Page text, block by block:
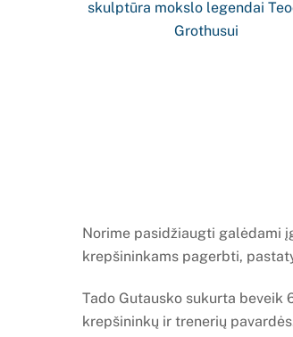
Norime pasidžiaugti galėdami
krepšininkams pagerbti,
Tado Gutausko sukurta
krepšininkų ir trenerių